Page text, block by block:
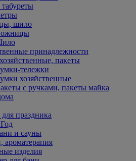
шило
принадлежности
пакеты
тележки
хозяйственные
с ручками, пакеты майка
праздника
и сауны
ароматерапия
изделия